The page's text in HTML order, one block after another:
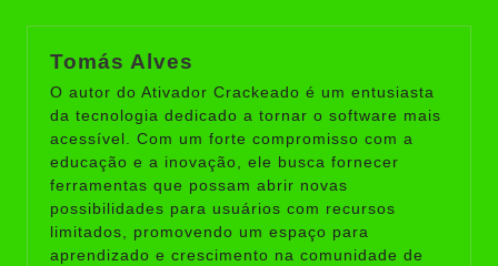
Tomás Alves
O autor do Ativador Crackeado é um entusiasta
da tecnologia dedicado a tornar o software mais
acessível. Com um forte compromisso com a
educação e a inovação, ele busca fornecer
ferramentas que possam abrir novas
possibilidades para usuários com recursos
limitados, promovendo um espaço para
aprendizado e crescimento na comunidade de